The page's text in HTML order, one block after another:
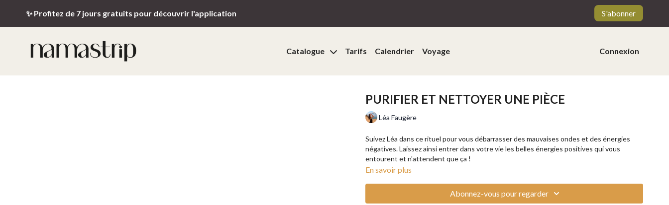
✨ Profitez de 7 jours gratuits pour découvrir l'application S'abonner
Catalogue Tarifs Calendrier Voyage Connexion
PURIFIER ET NETTOYER UNE PIÈCE
Léa Faugère
Suivez Léa dans ce rituel pour vous débarrasser des mauvaises ondes et des énergies
négatives. Laissez ainsi entrer dans votre vie les belles énergies positives qui vous
entourent et n'attendent que ça !
En savoir plus
Abonnez-vous pour regarder